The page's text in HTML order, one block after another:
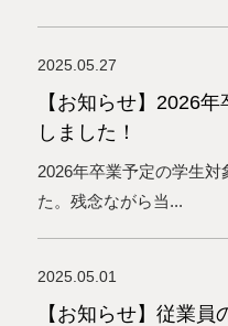
2025.05.27
【お知らせ】2026
しました！
2026年卒業予定の学生
た。残念ながら当...
2025.05.01
【お知らせ】従業